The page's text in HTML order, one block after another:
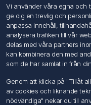
Kundtjänst
Sök
Mitt konto
Mina ordrar
Mina adresser
Vi använder våra egna och
ge dig en trevlig och
anpassa innehåll,
analysera trafiken till vår
delas med våra partners
kan kombinera den med
som de har samlat in från
Genom att klicka på "Tillåt
av cookies och liknande
nödvändiga" nekar du till